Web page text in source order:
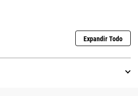
Expandir Todo